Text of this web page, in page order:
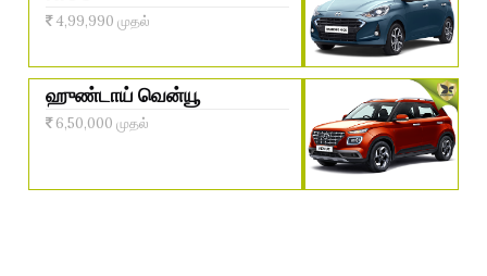
4,99,990 முதல்
ஹுண்டாய் வென்யூ
6,50,000 முதல்